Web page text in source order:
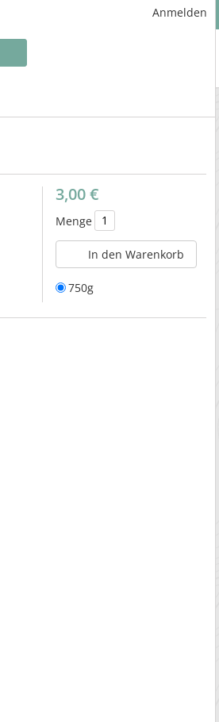
Anmelden
3,00 €
Menge
In den Warenkorb
750g